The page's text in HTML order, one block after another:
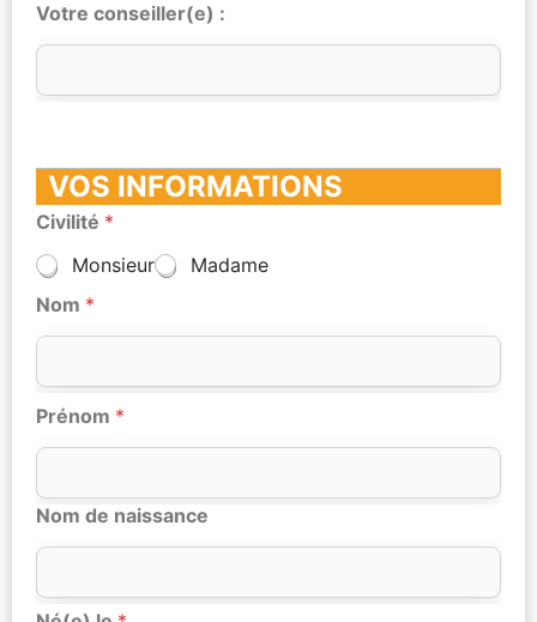
Votre conseiller(e) :
VOS INFORMATIONS
Civilité *
Monsieur
Madame
Nom *
Prénom *
Nom de naissance